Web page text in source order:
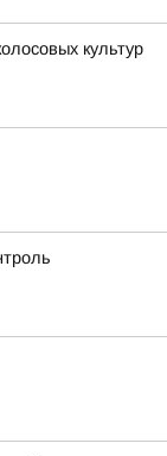
культур